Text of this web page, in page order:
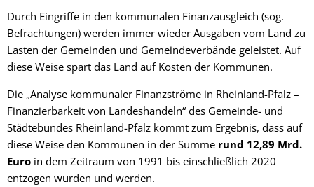
Durch Eingriffe in den kommunalen Finanzausgleich (sog.
Befrachtungen) werden immer wieder Ausgaben vom Land zu
Lasten der Gemeinden und Gemeindeverbände geleistet. Auf
diese Weise spart das Land auf Kosten der Kommunen.
Die „Analyse kommunaler Finanzströme in Rheinland-Pfalz –
Finanzierbarkeit von Landeshandeln“ des Gemeinde- und
Städtebundes Rheinland-Pfalz kommt zum Ergebnis, dass auf
diese Weise den Kommunen in der Summe rund 12,89 Mrd.
Euro in dem Zeitraum von 1991 bis einschließlich 2020
entzogen wurden und werden.